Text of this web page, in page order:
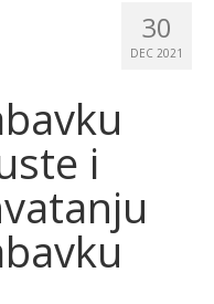
u stambenom
30
DEC 2021
i